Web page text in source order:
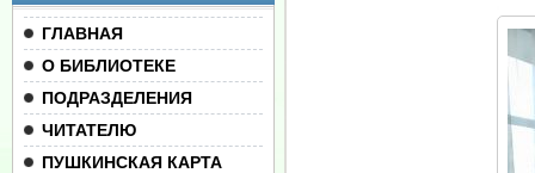
ГЛАВНАЯ
О БИБЛИОТЕКЕ
ПОДРАЗДЕЛЕНИЯ
ЧИТАТЕЛЮ
ПУШКИНСКАЯ КАРТА